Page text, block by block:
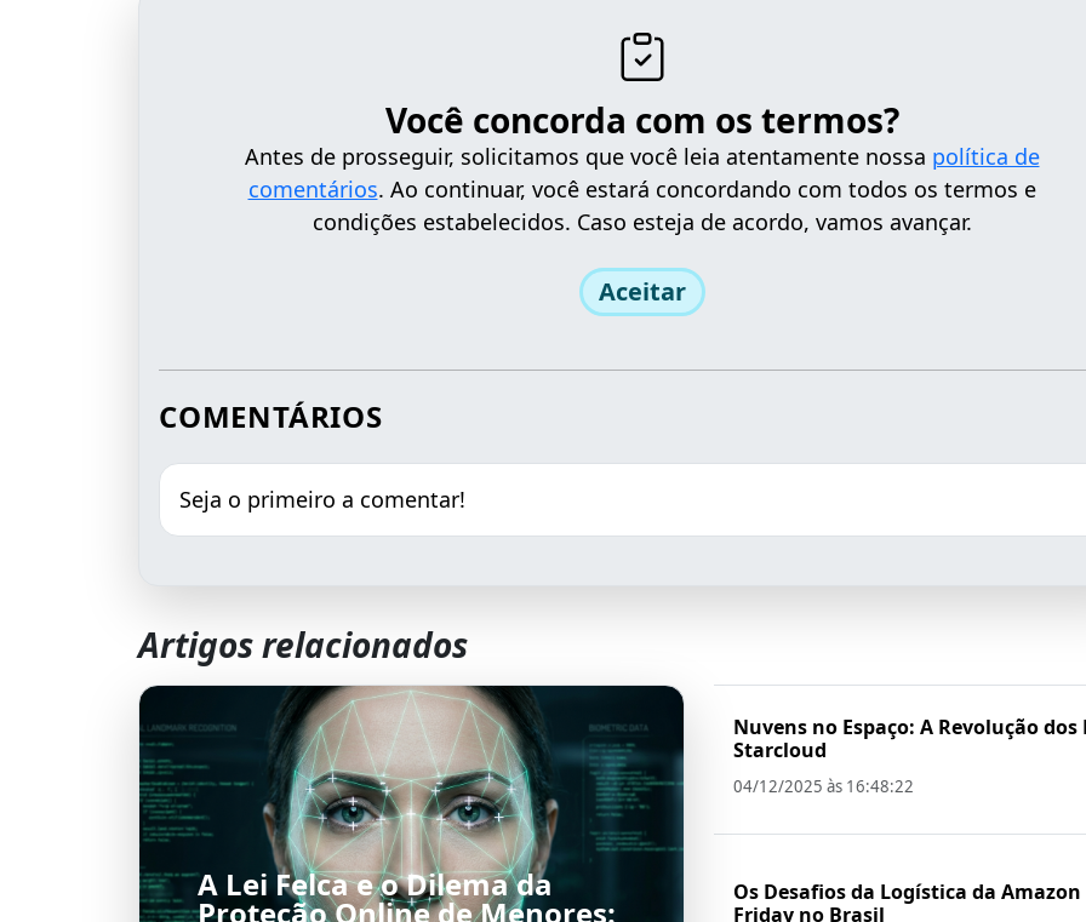
Você concorda com os termos?
Antes de prosseguir, solicitamos que você leia atentamente nossa política de
comentários. Ao continuar, você estará concordando com todos os termos e
condições estabelecidos. Caso esteja de acordo, vamos avançar.
Aceitar
COMENTÁRIOS
Seja o primeiro a comentar!
Artigos relacionados
A Lei Felca e o Dilema da
Proteção Online de Menores:
Nuvens no Espaço: A Revolução
Starcloud
04/12/2025 às 16:48:22
Os Desafios da Logística da
Friday no Brasil